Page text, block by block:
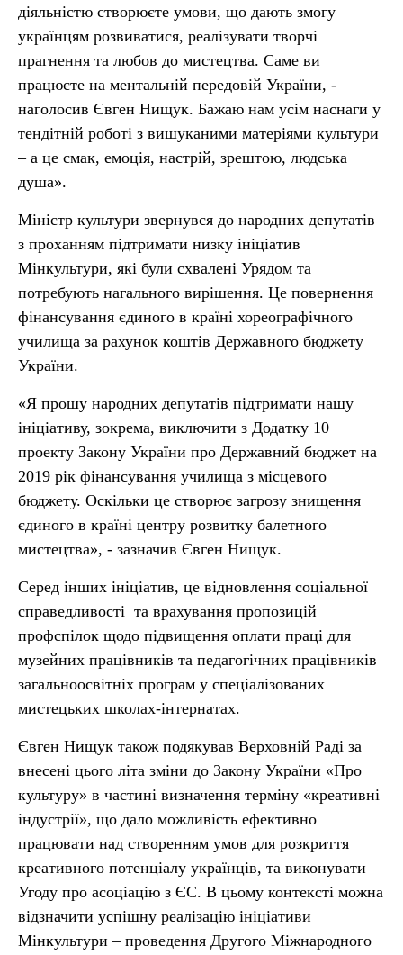
діяльністю створюєте умови, що дають змогу
українцям розвиватися, реалізувати творчі
прагнення та любов до мистецтва. Саме ви
працюєте на ментальній передовій України, -
наголосив Євген Нищук. Бажаю нам усім наснаги у
тендітній роботі з вишуканими матеріями культури
– а це смак, емоція, настрій, зрештою, людська
душа».
Міністр культури звернувся до народних депутатів
з проханням підтримати низку ініціатив
Мінкультури, які були схвалені Урядом та
потребують нагального вирішення. Це повернення
фінансування єдиного в країні хореографічного
училища за рахунок коштів Державного бюджету
України.
«Я прошу народних депутатів підтримати нашу
ініціативу, зокрема, виключити з Додатку 10
проекту Закону України про Державний бюджет на
2019 рік фінансування училища з місцевого
бюджету. Оскільки це створює загрозу знищення
єдиного в країні центру розвитку балетного
мистецтва», - зазначив Євген Нищук.
Серед інших ініціатив, це відновлення соціальної
справедливості та врахування пропозицій
профспілок щодо підвищення оплати праці для
музейних працівників та педагогічних працівників
загальноосвітніх програм у спеціалізованих
мистецьких школах-інтернатах.
Євген Нищук також подякував Верховній Раді за
внесені цього літа зміни до Закону України «Про
культуру» в частині визначення терміну «креативні
індустрії», що дало можливість ефективно
працювати над створенням умов для розкриття
креативного потенціалу українців, та виконувати
Угоду про асоціацію з ЄС. В цьому контексті можна
відзначити успішну реалізацію ініціативи
Мінкультури – проведення Другого Міжнародного